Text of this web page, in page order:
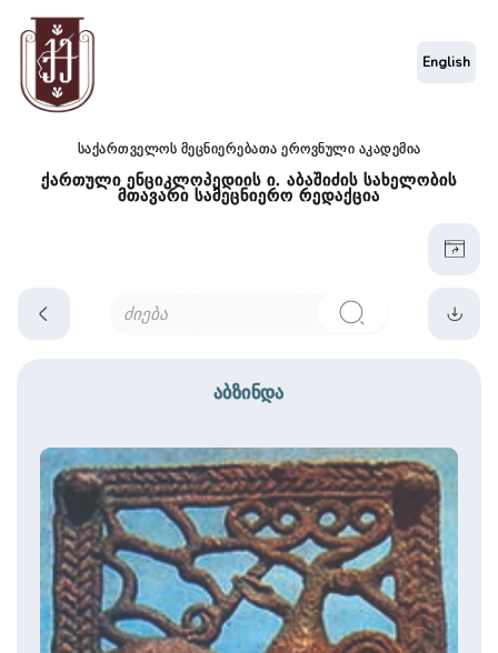
საქართველოს მეცნიერებათა ეროვნული აკადემია
ქართული ენციკლოპედიის ი. აბაშიძის სახელობის
მთავარი სამეცნიერო რედაქცია
English
აბზინდა